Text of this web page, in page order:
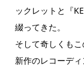
ックレットと『
綴ってきた。
そして奇しくも
新作のレコーディ